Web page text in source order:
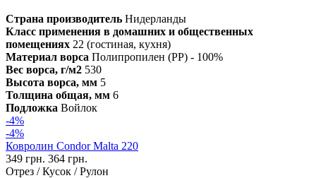
Страна производитель Нидерланды
Класс применения в домашних и общественных
помещениях 22 (гостиная, кухня)
Материал ворса Полипропилен (PP) - 100%
Вес ворса, г/м2 530
Высота ворса, мм 5
Толщина общая, мм 6
Подложка Войлок
-4%
-4%
Ковролин Condor Malta 220
349 грн. 364 грн.
Отрез / Кусок / Рулон